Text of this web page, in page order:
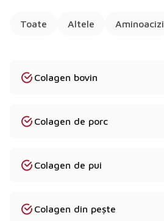
Toate Altele Aminoacizi
Colagen bovin
Colagen de porc
Colagen de pui
Colagen din pește